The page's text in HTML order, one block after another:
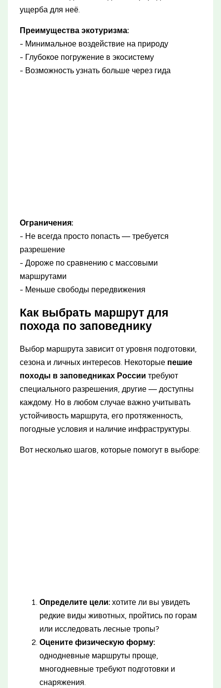
ущерба для неё.
Преимущества экотуризма:
- Минимальное воздействие на природу
- Глубокое погружение в экосистему
- Возможность узнать больше через гида
Ограничения:
- Не всегда просто попасть — требуется
разрешение
- Дороже по сравнению с массовыми
маршрутами
- Меньше свободы передвижения
Как выбрать маршрут для
похода по заповеднику
Выбор маршрута зависит от уровня подготовки,
сезона и личных интересов. Некоторые пешие
походы в заповедниках России требуют
специального разрешения, другие — доступны
каждому. Но в любом случае важно учитывать
устойчивость маршрута, его протяженность,
погодные условия и наличие инфраструктуры.
Вот несколько шагов, которые помогут в выборе:
Определите цели: хотите ли вы увидеть
редкие виды животных, пройтись по горам
или исследовать лесные тропы?
Оцените физическую форму:
однодневные маршруты проще,
многодневные требуют подготовки и
снаряжения.